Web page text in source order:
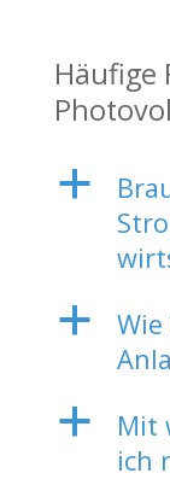
Häufige
a
a
a
Mit
ich